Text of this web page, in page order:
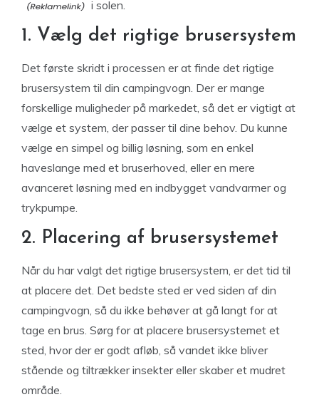
i solen.
1. Vælg det rigtige brusersystem
Det første skridt i processen er at finde det rigtige
brusersystem til din campingvogn. Der er mange
forskellige muligheder på markedet, så det er vigtigt at
vælge et system, der passer til dine behov. Du kunne
vælge en simpel og billig løsning, som en enkel
haveslange med et bruserhoved, eller en mere
avanceret løsning med en indbygget vandvarmer og
trykpumpe.
2. Placering af brusersystemet
Når du har valgt det rigtige brusersystem, er det tid til
at placere det. Det bedste sted er ved siden af din
campingvogn, så du ikke behøver at gå langt for at
tage en brus. Sørg for at placere brusersystemet et
sted, hvor der er godt afløb, så vandet ikke bliver
stående og tiltrækker insekter eller skaber et mudret
område.